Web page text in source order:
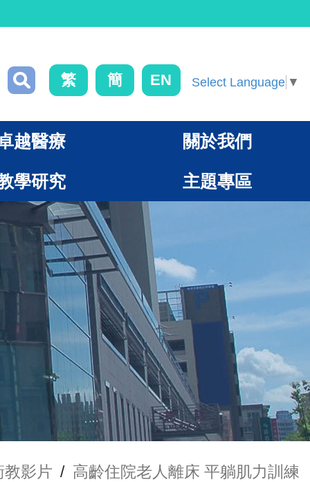
繁 簡 EN Select Language ▼
越醫療 關於我們
學研究 主題專區
教影片 / 高齡住院老人離床 平躺肌力訓練